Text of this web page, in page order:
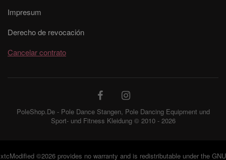
Impresum
Derecho de revocación
Cancelar contrato
PoleShop.De - Pole Dance Stangen, Pole Dancing Equipment und
Sport- und Fitness Kleidung © 2010 - 2026
xtcModified©2026 provides no warranty and is redistributable under the GNU